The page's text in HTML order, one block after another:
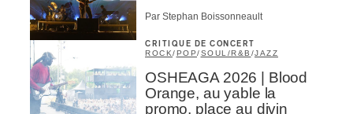
Par Stephan Boissonneault
CRITIQUE DE CONCERT
ROCK/POP/SOUL/R&B /JAZZ
OSHEAGA 2026 | Blood
Orange, au yable la
promo, place au divin